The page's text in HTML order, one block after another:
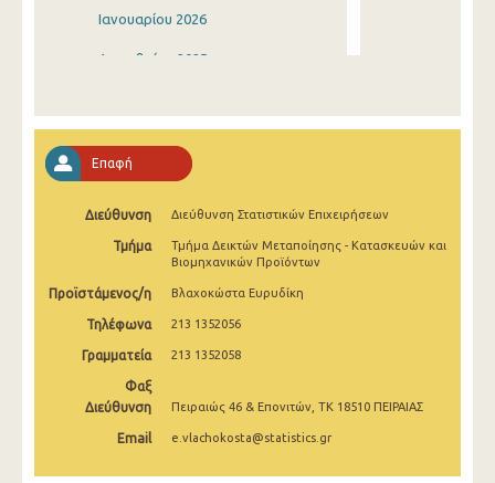
Ιανουαρίου 2026
Δεκεμβρίου 2025
Σεπτεμβρίου 2025
Αυγούστου 2025
Ιουλίου 2025
Ιουνίου 2025
Απριλίου 2025
Μαρτίου 2025
Επαφή
Διεύθυνση Διεύθυνση Στατιστικών Επιχειρήσεων
Τμήμα
Τμήμα Δεικτών Μεταποίησης - Κατασκευών και
Βιομηχανικών Προϊόντων
Προϊστάμενος/η Βλαχοκώστα Ευρυδίκη
Τηλέφωνα 213 1352056
Γραμματεία 213 1352058
Φαξ
Διεύθυνση
Πειραιώς 46 & Επονιτών, ΤΚ 18510 ΠΕΙΡΑΙΑΣ
Email e.vlachokosta@statistics.gr